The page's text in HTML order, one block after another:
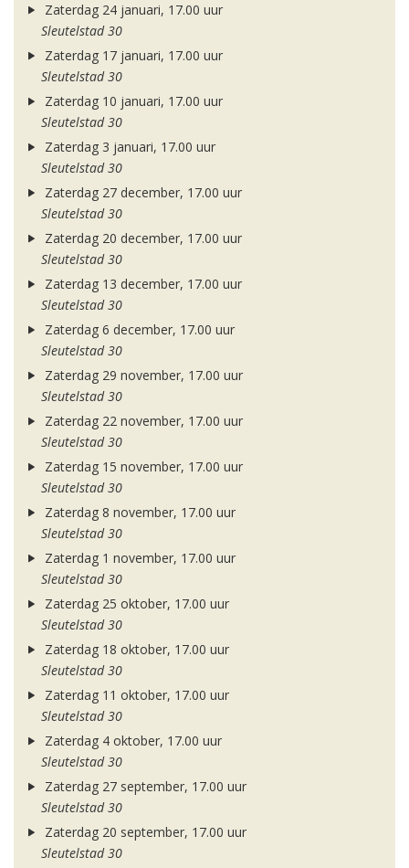
Zaterdag 24 januari, 17.00 uur
Sleutelstad 30
Zaterdag 17 januari, 17.00 uur
Sleutelstad 30
Zaterdag 10 januari, 17.00 uur
Sleutelstad 30
Zaterdag 3 januari, 17.00 uur
Sleutelstad 30
Zaterdag 27 december, 17.00 uur
Sleutelstad 30
Zaterdag 20 december, 17.00 uur
Sleutelstad 30
Zaterdag 13 december, 17.00 uur
Sleutelstad 30
Zaterdag 6 december, 17.00 uur
Sleutelstad 30
Zaterdag 29 november, 17.00 uur
Sleutelstad 30
Zaterdag 22 november, 17.00 uur
Sleutelstad 30
Zaterdag 15 november, 17.00 uur
Sleutelstad 30
Zaterdag 8 november, 17.00 uur
Sleutelstad 30
Zaterdag 1 november, 17.00 uur
Sleutelstad 30
Zaterdag 25 oktober, 17.00 uur
Sleutelstad 30
Zaterdag 18 oktober, 17.00 uur
Sleutelstad 30
Zaterdag 11 oktober, 17.00 uur
Sleutelstad 30
Zaterdag 4 oktober, 17.00 uur
Sleutelstad 30
Zaterdag 27 september, 17.00 uur
Sleutelstad 30
Zaterdag 20 september, 17.00 uur
Sleutelstad 30